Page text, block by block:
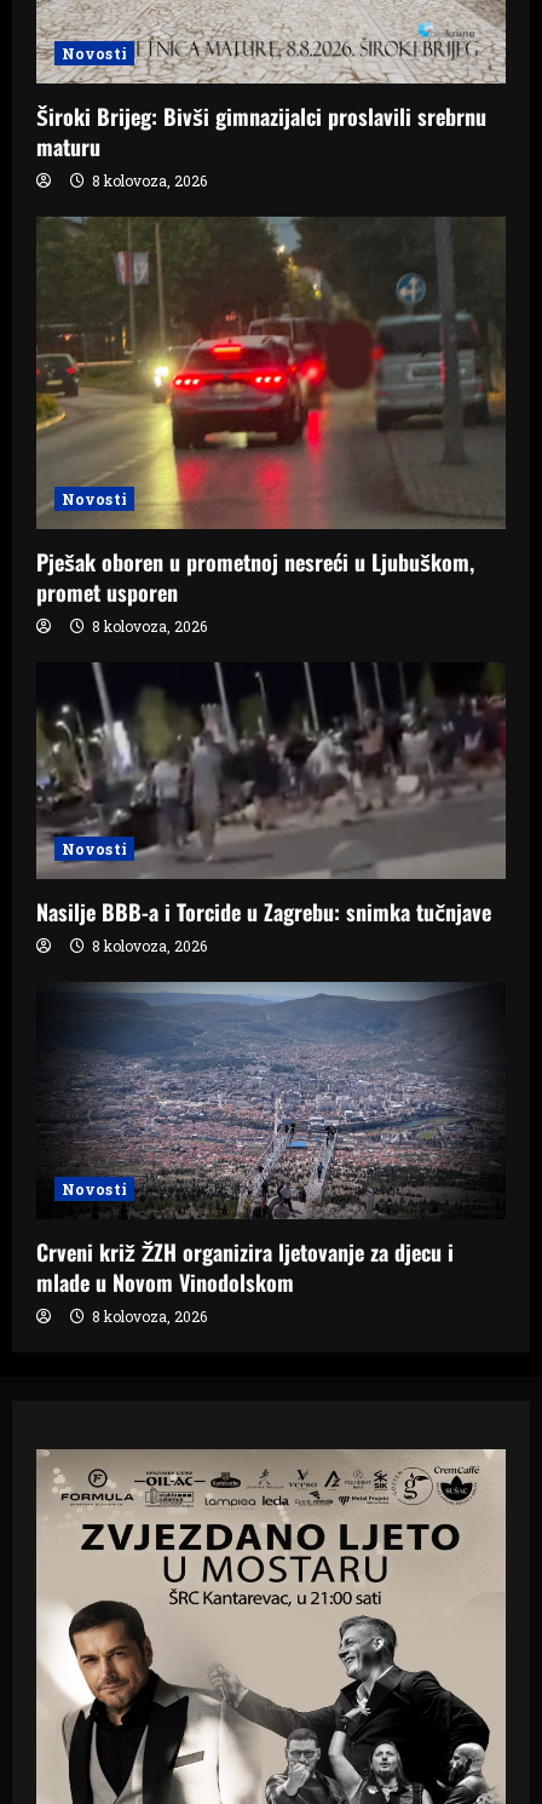
Novosti
Široki Brijeg: Bivši gimnazijalci proslavili srebrnu
maturu
8 kolovoza, 2026
Novosti
Pješak oboren u prometnoj nesreći u Ljubuškom,
promet usporen
8 kolovoza, 2026
Novosti
Nasilje BBB-a i Torcide u Zagrebu: snimka tučnjave
8 kolovoza, 2026
Novosti
Crveni križ ŽZH organizira ljetovanje za djecu i
mlade u Novom Vinodolskom
8 kolovoza, 2026